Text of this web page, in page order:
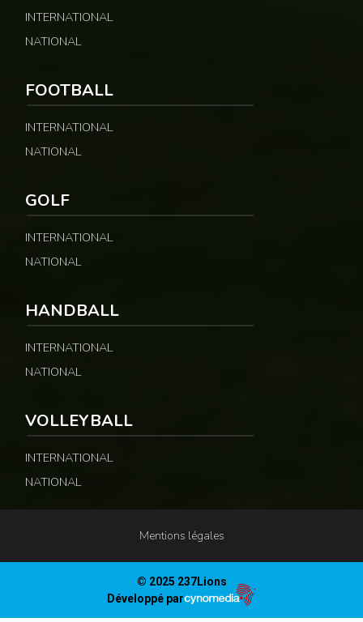
INTERNATIONAL
NATIONAL
FOOTBALL
INTERNATIONAL
NATIONAL
GOLF
INTERNATIONAL
NATIONAL
HANDBALL
INTERNATIONAL
NATIONAL
VOLLEYBALL
INTERNATIONAL
NATIONAL
Mentions légales
© 2025 237Lions
Développé par